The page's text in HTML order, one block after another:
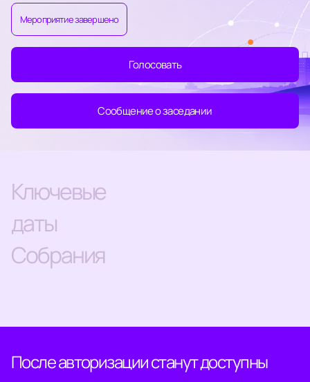
Мероприятие завершено
Голосовать
Сообщение о заседании
Ключевые
даты
Cобрания
После авторизации станут доступны